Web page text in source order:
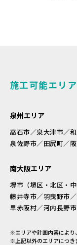
施工可能エリア
泉州エリア
高石市／泉大津市／
泉佐野市／田尻町／
南大阪エリア
堺市（堺区・北区・
藤井寺市／羽曳野市
早赤阪村／河内長野市
※エリアや計画内容により
※上記以外のエリアにつき